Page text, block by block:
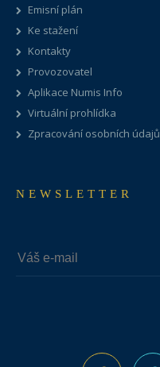
Emisní plán
Ke stažení
Kontakty
Provozovatel
Aplikace Numis Info
Virtuální prohlídka
Zpracování osobních údajů
NEWSLETTER